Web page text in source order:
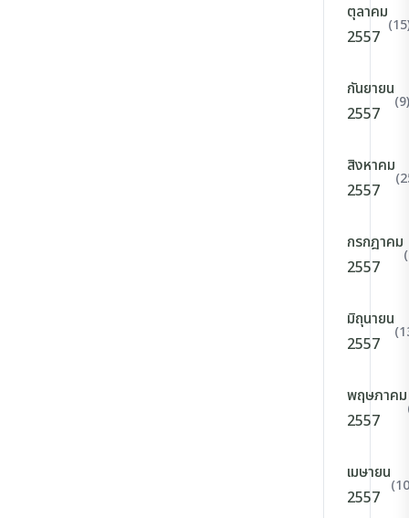
ตุลาคม
2557
กันยายน
2557
(9)
สิงหาคม
2557
กรกฎาคม
2557
มิถุนายน
2557
พฤษภาคม
2557
เมษายน
2557